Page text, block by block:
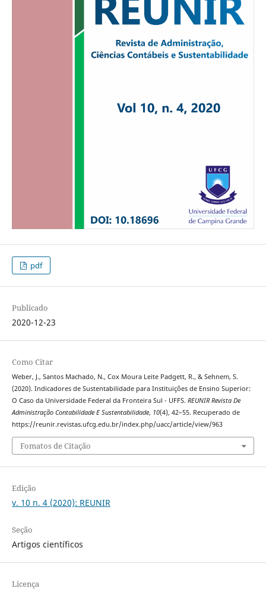
pdf
Publicado
2020-12-23
Como Citar
Weber, J., Santos Machado, N., Cox Moura Leite Padgett, R., & Sehnem, S.
(2020). Indicadores de Sustentabilidade para Instituições de Ensino Superior:
O Caso da Universidade Federal da Fronteira Sul - UFFS. REUNIR Revista De
Administração Contabilidade E Sustentabilidade, 10(4), 42–55. Recuperado de
https://reunir.revistas.ufcg.edu.br/index.php/uacc/article/view/963
Fomatos de Citação
Edição
v. 10 n. 4 (2020): REUNIR
Seção
Artigos científicos
Licença